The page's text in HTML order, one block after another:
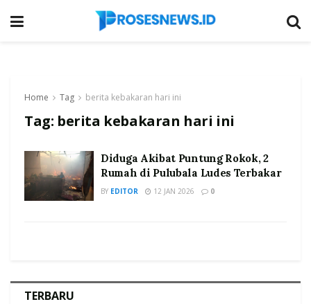
Home Tag berita kebakaran hari ini
Tag: berita kebakaran hari ini
Diduga Akibat Puntung Rokok, 2
Rumah di Pulubala Ludes Terbakar
BY EDITOR 12 JAN 2026 0
TERBARU